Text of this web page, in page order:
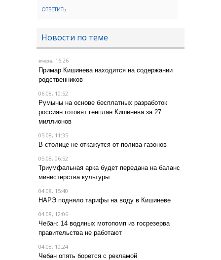
ОТВЕТИТЬ
Новости по теме
вчера, 16:26
Примар Кишинева находится на содержании
родственников
06.08, 10:52
Румыны на основе бесплатных разработок
россиян готовят генплан Кишинева за 27
миллионов
05.08, 11:35
В столице не откажутся от полива газонов
05.08, 06:52
Триумфальная арка будет передана на баланс
министерства культуры
04.08, 15:40
НАРЭ подняло тарифы на воду в Кишиневе
04.08, 12:06
Чебан: 14 водяных мотопомп из госрезерва
правительства не работают
04.08, 10:24
Чебан опять борется с рекламой